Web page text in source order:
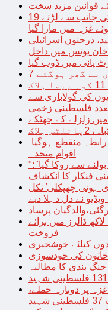
قوانین مزید سخت
19 سالہ برطانوی شہری اسرائیلی فوج کی جانب سے لڑتے
غزہ میں مارا گیا
پربمباری سے50 شہید، درجنوں اسرائیلی
خان یونس میں داخل
پانی میں ڈوب گیا
کی گولاباری سے
فلسطینی زخمی
زلزلے کے جھٹکے
ہلاک
منقطع ہوگیا:
اقوام متحدہ
“ایوارڈ شو میں غزہ کے حق میں بولنے سے روکا گیا”؛
فنکار کا انکشاف
ہوئی چھپکلی’ نکل
ویڈیو نے دل دہلا دیے
پرساد
امریکا میں خوبصورت جزیرہ صرف 25 لاکھ ڈالرز میں برائے
فروخت
کیلئے خوشخبری
خاتون کی خودسوزی
بندی کا مطالبہ
پر دوبارہ حملے،